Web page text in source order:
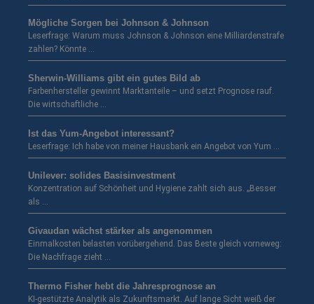
Mögliche Sorgen bei Johnson & Johnson
Leserfrage: Warum muss Johnson & Johnson eine Milliardenstrafe
zahlen? Könnte …
Sherwin-Williams gibt ein gutes Bild ab
Farbenhersteller gewinnt Marktanteile – und setzt Prognose rauf.
Die wirtschaftliche …
Ist das Yum-Angebot interessant?
Leserfrage: Ich habe von meiner Hausbank ein Angebot von Yum …
Unilever: solides Basisinvestment
Konzentration auf Schönheit und Hygiene zahlt sich aus. „Besser
als …
Givaudan wächst stärker als angenommen
Einmalkosten belasten vorübergehend. Das Beste gleich vorneweg:
Die Nachfrage zieht …
Thermo Fisher hebt die Jahresprognose an
KI-gestützte Analytik als Zukunftsmarkt. Auf lange Sicht weiß der